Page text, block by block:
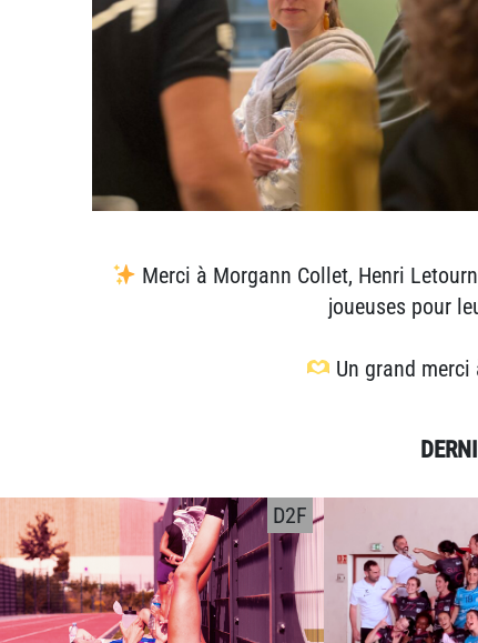
Merci à Morgann Collet, Henri
joueuses pour
Un grand
D2F